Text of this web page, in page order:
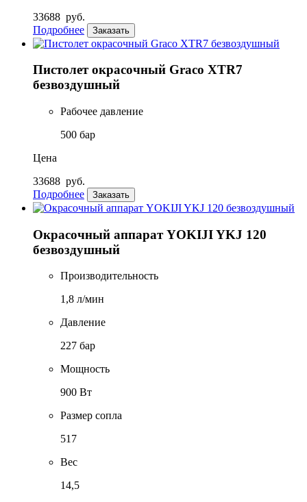
33688 руб.
Подробнее
Заказать
Пистолет окрасочный Graco XTR7
безвоздушный
Рабочее давление
500 бар
Цена
33688 руб.
Подробнее
Заказать
Окрасочный аппарат YOKIJI YKJ 120
безвоздушный
Производительность
1,8 л/мин
Давление
227 бар
Мощность
900 Вт
Размер сопла
517
Вес
14,5